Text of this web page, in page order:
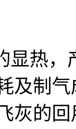
显热
及制
灰的